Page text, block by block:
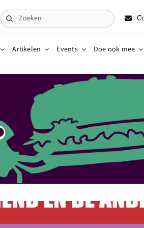
Zoeken
naar:
Artikelen Events Doe ook mee